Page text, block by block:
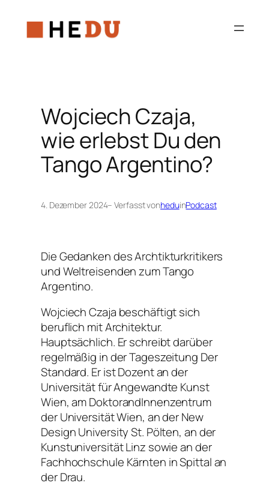
Inhalt
springen
Wojciech Czaja,
wie erlebst Du den
Tango Argentino?
4. Dezember 2024– Verfasst vonheduinPodcast
Die Gedanken des Archtikturkritikers
und Weltreisenden zum Tango
Argentino.
Wojciech Czaja beschäftigt sich
beruflich mit Architektur.
Hauptsächlich. Er schreibt darüber
regelmäßig in der Tageszeitung Der
Standard. Er ist Dozent an der
Universität für Angewandte Kunst
Wien, am DoktorandInnenzentrum
der Universität Wien, an der New
Design University St. Pölten, an der
Kunstuniversität Linz sowie an der
Fachhochschule Kärnten in Spittal an
der Drau.